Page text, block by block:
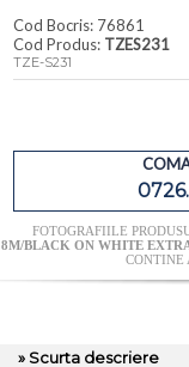
Cod Bocris: 76861
Cod Produs: TZES231
TZE-S231
FOTOGRAFIILE
8M/BLACK ON WHITE
CONTINE
» Scurta descriere